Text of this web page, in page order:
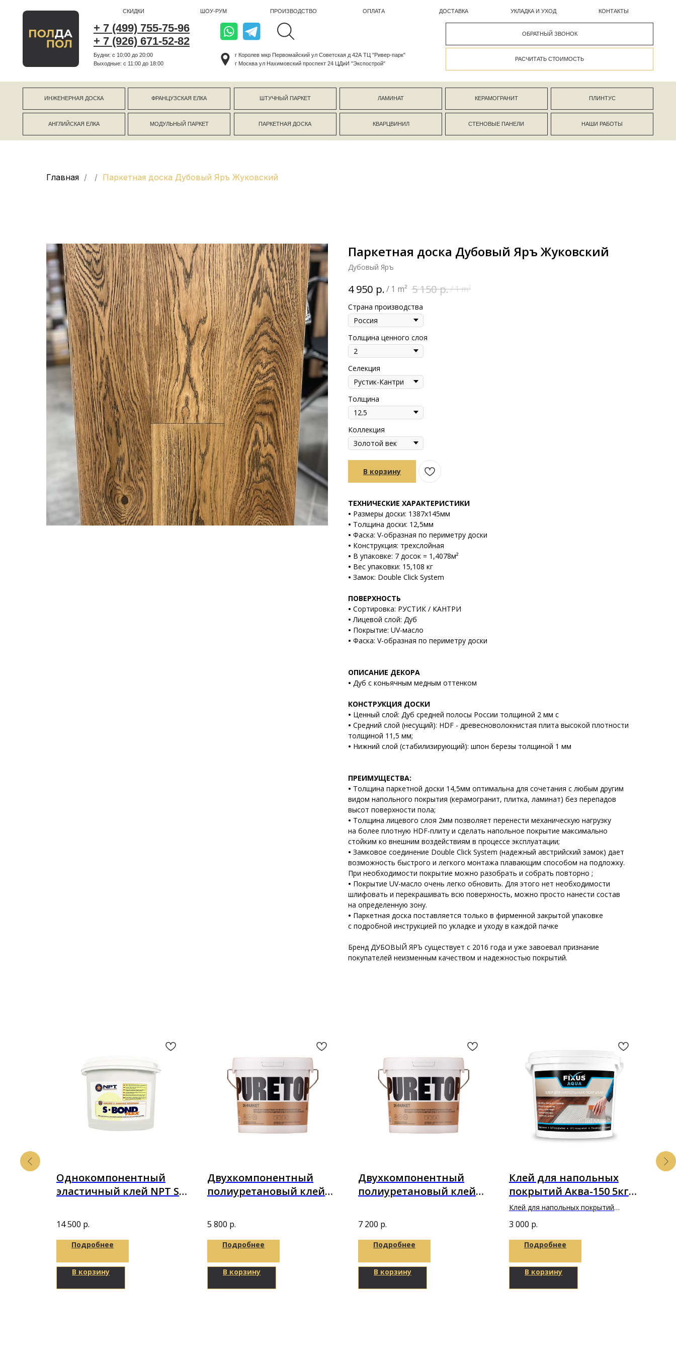
+ 7 (499) 755-75-96
+ 7 (926) 671-52-82
СКИДКИ ШОУ-РУМ ПРОИЗВОДСТВО КОНТАКТЫ
УКЛАДКА И УХОД
Будни: с 10:00 до 20:00
Выходные: c 11:00 до 18:00
г Москва ул Нахимовский проспект 24 ЦДиИ "Экспострой"
ИНЖЕНЕРНАЯ ДОСКА
АНГЛИЙСКАЯ ЕЛКА
ФРАНЦУЗСКАЯ ЕЛКА
ПАРКЕТНАЯ ДОСКА
МОДУЛЬНЫЙ ПАРКЕТ
ШТУЧНЫЙ ПАРКЕТ
КВАРЦВИНИЛ
КЕРАМОГРАНИТ
СТЕНОВЫЕ ПАНЕЛИ
ЛАМИНАТ
НАШИ РАБОТЫ
ПЛИНТУС
Главная Паркетная доска Дубовый Яръ Жуковский
Паркетная доска Дубовый Яръ Жуковский
Дубовый Яръ
4 950 р./ 1 m² 5 150 р./1 m²
Страна производства
Толщина ценного слоя
Селекция
Толщина
Коллекция
В корзину
ТЕХНИЧЕСКИЕ ХАРАКТЕРИСТИКИ
• Размеры доски: 1387х145мм
• Толщина доски: 12,5мм
• Фаска: V-образная по периметру доски
• Конструкция: трехслойная
• В упаковке: 7 досок = 1,4078м²
• Вес упаковки: 15,108 кг
• Замок: Double Click System
ПОВЕРХНОСТЬ
• Сортировка: РУСТИК / КАНТРИ
• Лицевой слой: Дуб
• Покрытие: UV-масло
• Фаска: V-образная по периметру доски
ОПИСАНИЕ ДЕКОРА
• Дуб с коньячным медным оттенком
КОНСТРУКЦИЯ ДОСКИ
• Ценный слой: Дуб средней полосы России толщиной 2 мм с
• Средний слой (несущий): HDF - древесноволокнистая плита высокой плотности
толщиной 11,5 мм;
• Нижний слой (стабилизирующий): шпон березы толщиной 1 мм
ПРЕИМУЩЕСТВА:
• Толщина паркетной доски 14,5мм оптимальна для сочетания с любым другим
видом напольного покрытия (керамогранит, плитка, ламинат) без перепадов
высот поверхности пола;
• Толщина лицевого слоя 2мм позволяет перенести механическую нагрузку
на более плотную HDF-плиту и сделать напольное покрытие максимально
стойким ко внешним воздействиям в процессе эксплуатации;
• Замковое соединение Double Click System (надежный австрийский замок) дает
возможность быстрого и легкого монтажа плавающим способом на подложку.
При необходимости покрытие можно разобрать и собрать повторно ;
• Покрытие UV-масло очень легко обновить. Для этого нет необходимости
шлифовать и перекрашивать всю поверхность, можно просто нанести состав
на определенную зону.
• Паркетная доска поставляется только в фирменной закрытой упаковке
с подробной инструкцией по укладке и уходу в каждой пачке
Бренд ДУБОВЫЙ ЯРЪ существует с 2016 года и уже завоевал признание
покупателей неизменным качеством и надежностью покрытий.
Однокомпонентный
эластичный клей NPT S
Полимера 14кг
14 500 р.
Подробнее
В корзину
Двухкомпонентный
полиуретановый клей
8,1кг
5 800 р.
Подробнее
В корзину
Двухкомпонентный
полиуретановый клей
10,1кг
7 200 р.
Подробнее
В корзину
Клей для напольных
покрытий Аква-150 5кг
"Фиксус"
Клей для напольных покрытий
3 000 р.
Подробнее
В корзину